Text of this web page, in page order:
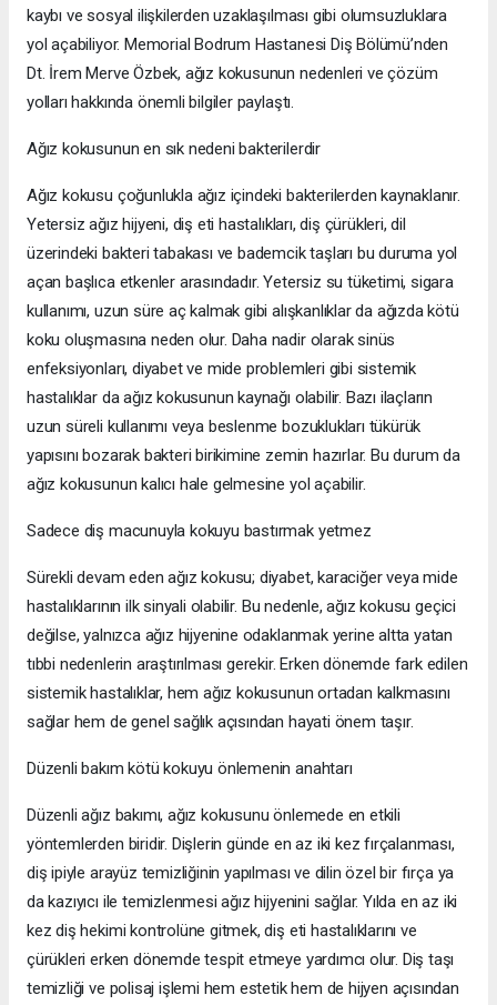
kaybı ve sosyal ilişkilerden uzaklaşılması gibi olumsuzluklara
yol açabiliyor. Memorial Bodrum Hastanesi Diş Bölümü’nden
Dt. İrem Merve Özbek, ağız kokusunun nedenleri ve çözüm
yolları hakkında önemli bilgiler paylaştı.
Ağız kokusunun en sık nedeni bakterilerdir
Ağız kokusu çoğunlukla ağız içindeki bakterilerden kaynaklanır.
Yetersiz ağız hijyeni, diş eti hastalıkları, diş çürükleri, dil
üzerindeki bakteri tabakası ve bademcik taşları bu duruma yol
açan başlıca etkenler arasındadır. Yetersiz su tüketimi, sigara
kullanımı, uzun süre aç kalmak gibi alışkanlıklar da ağızda kötü
koku oluşmasına neden olur. Daha nadir olarak sinüs
enfeksiyonları, diyabet ve mide problemleri gibi sistemik
hastalıklar da ağız kokusunun kaynağı olabilir. Bazı ilaçların
uzun süreli kullanımı veya beslenme bozuklukları tükürük
yapısını bozarak bakteri birikimine zemin hazırlar. Bu durum da
ağız kokusunun kalıcı hale gelmesine yol açabilir.
Sadece diş macunuyla kokuyu bastırmak yetmez
Sürekli devam eden ağız kokusu; diyabet, karaciğer veya mide
hastalıklarının ilk sinyali olabilir. Bu nedenle, ağız kokusu geçici
değilse, yalnızca ağız hijyenine odaklanmak yerine altta yatan
tıbbi nedenlerin araştırılması gerekir. Erken dönemde fark edilen
sistemik hastalıklar, hem ağız kokusunun ortadan kalkmasını
sağlar hem de genel sağlık açısından hayati önem taşır.
Düzenli bakım kötü kokuyu önlemenin anahtarı
Düzenli ağız bakımı, ağız kokusunu önlemede en etkili
yöntemlerden biridir. Dişlerin günde en az iki kez fırçalanması,
diş ipiyle arayüz temizliğinin yapılması ve dilin özel bir fırça ya
da kazıyıcı ile temizlenmesi ağız hijyenini sağlar. Yılda en az iki
kez diş hekimi kontrolüne gitmek, diş eti hastalıklarını ve
çürükleri erken dönemde tespit etmeye yardımcı olur. Diş taşı
temizliği ve polisaj işlemi hem estetik hem de hijyen açısından